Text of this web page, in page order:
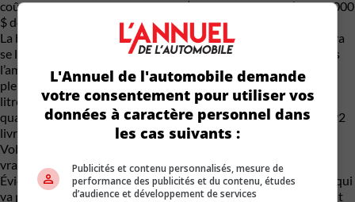
coûteuses, aussi : ça part à 36 000 $ et ça grimpe jusqu’aux 45 000
$ de la A-Spec, manuelle ou automatique.
La boîte manuelle est assez agréable à manipuler, même si, on va
se le dire, la cylindrée turbo qu’elle commande n’a peut-être pas
l’amplitude de régime nécessaire pour qu’on en profite
pleinement. Sous le capot se trouve un 4 cylindres turbo de 1,5
litres qui s’essouffle un peu trop vite à notre goût. Il produit
quand même une puissance de 200 chevaux et un couple de 192
livres-pied, mais on est loin des sensations de conduite d’une
Volkswagen GTI ou même d’une Mini Cooper S, où le turbo est
vraiment mieux exploité.
Évidemment, on pourrait aussi comparer l’Integra à la Civic SI, qui
va plaire davantage aux amateurs de performance dans un petit
L'Annuel de l'automobile demande
votre consentement pour utiliser vos
données à caractère personnel dans
les cas suivants :
Publicités et contenu personnalisés, mesure de
performance des publicités et du contenu, études
d’audience et développement de services